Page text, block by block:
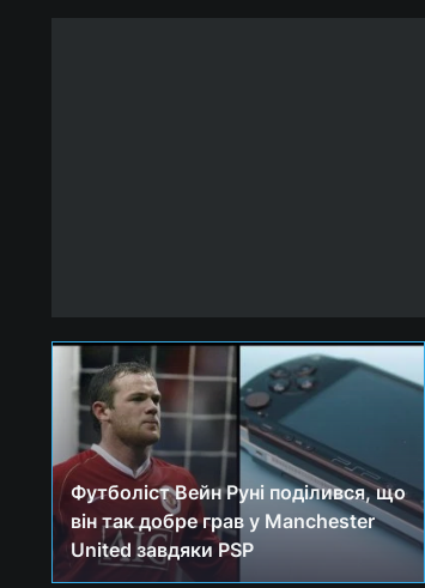
Футболіст Вейн Руні поділився, що
він так добре грав у Manchester
United завдяки PSP